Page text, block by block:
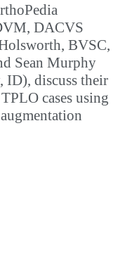
DACVS
BVSC,
Sean Murphy
discuss their
cases using